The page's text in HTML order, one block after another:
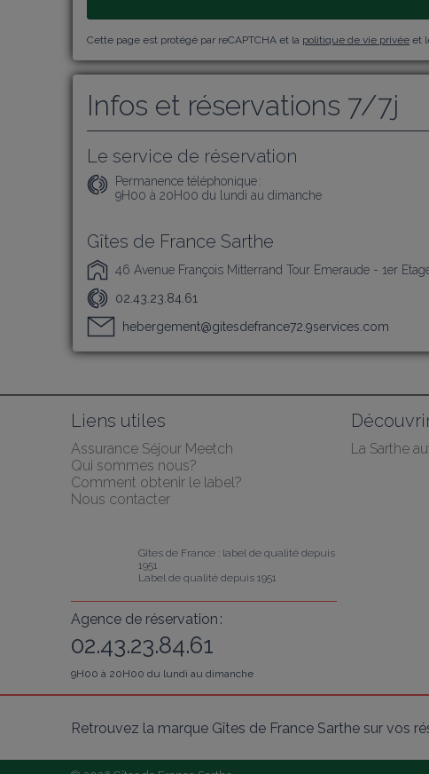
Cette page est protégé par reCAPTCHA et la politique de vie privée et
Infos et réservations 7/7j
Le service de réservation
Permanence téléphonique :
9H00 à 20H00 du lundi au dimanche
Gîtes de France Sarthe
46 Avenue François Mitterrand Tour Emeraude - 1er
02.43.23.84.61
hebergement@gitesdefrance72.9services.com
Liens utiles
Assurance Séjour Meetch
Qui sommes nous?
Comment obtenir le label?
Nous contacter
La Sarthe
Gîtes de France : label de qualité depuis
1951
Label de qualité depuis 1951
Agence de réservation :
02.43.23.84.61
9H00 à 20H00 du lundi au dimanche
Retrouvez la marque Gîtes de France Sarthe sur vos